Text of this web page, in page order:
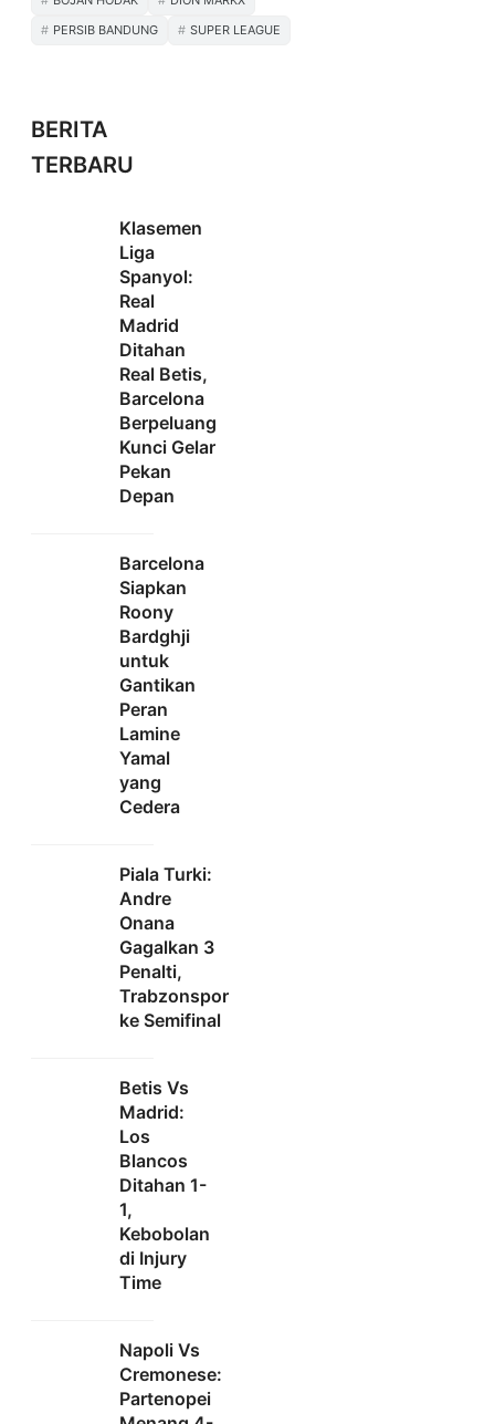
PERSIB BANDUNG
SUPER LEAGUE
BERITA
TERBARU
Klasemen
Liga
Spanyol:
Real
Madrid
Ditahan
Real Betis,
Barcelona
Berpeluang
Kunci Gelar
Pekan
Depan
Barcelona
Siapkan
Roony
Bardghji
untuk
Gantikan
Peran
Lamine
Yamal
yang
Cedera
Piala Turki:
Andre
Onana
Gagalkan 3
Penalti,
Trabzonspor
ke Semifinal
Betis Vs
Madrid:
Los
Blancos
Ditahan 1-
1,
Kebobolan
di Injury
Time
Napoli Vs
Cremonese:
Partenopei